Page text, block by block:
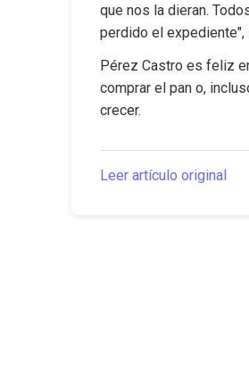
que nos la dieran.
perdido el expediente",
Pérez Castro es feliz
comprar el pan o,
crecer.
Leer artículo original